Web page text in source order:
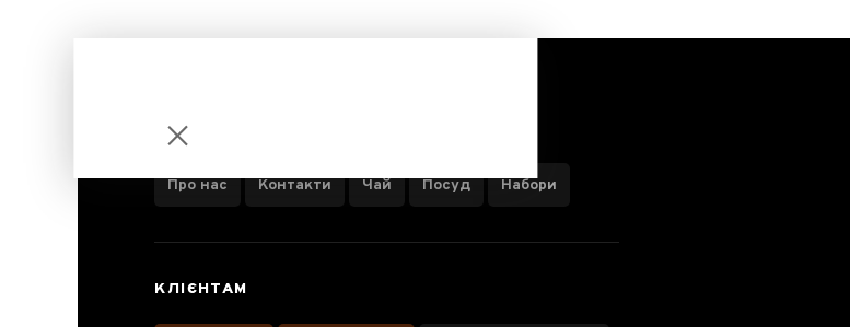
ІНФОРМАЦІЯ ПРО КОМПАНІЮ
Про нас Контакти Чай Посуд Набори
КЛІЄНТАМ